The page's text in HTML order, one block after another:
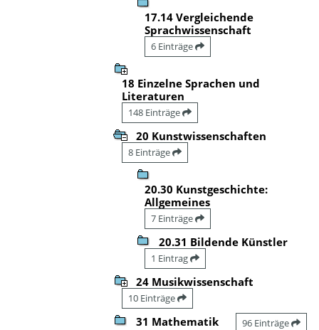
17.14 Vergleichende
Sprachwissenschaft
6 Einträge
18 Einzelne Sprachen und
Literaturen
148 Einträge
20 Kunstwissenschaften
8 Einträge
20.30 Kunstgeschichte:
Allgemeines
7 Einträge
20.31 Bildende Künstler
1 Eintrag
24 Musikwissenschaft
10 Einträge
31 Mathematik 96 Einträge